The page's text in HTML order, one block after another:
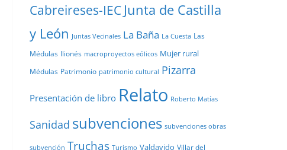
Cabreireses-IEC Junta de Castilla
y León Juntas Vecinales La Baña La Cuesta Las
Médulas llionés macroproyectos eólicos Mujer rural
Médulas Patrimonio patrimonio cultural Pizarra
Presentación de libro Relato Roberto Matías
Sanidad subvenciones subvenciones obras
subvención Truchas Turismo Valdavido Villar del